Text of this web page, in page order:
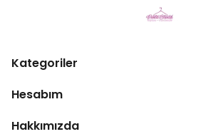
Kategoriler
Hesabım
Hakkımızda